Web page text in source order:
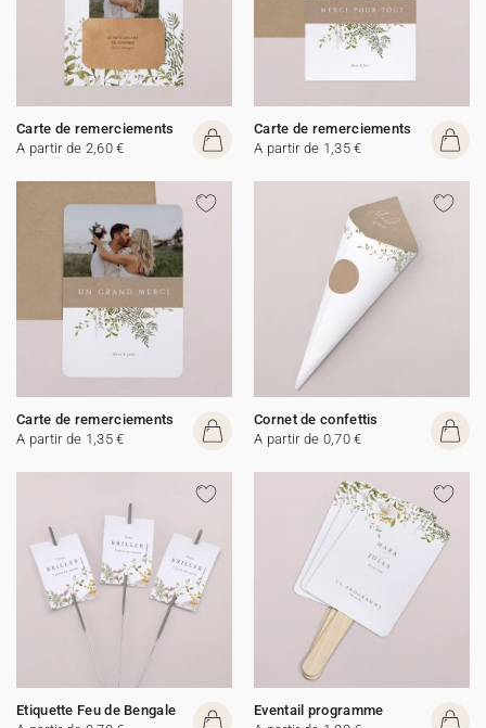
Carte de remerciements
A partir de 2,60 €
Carte de remerciements
A partir de 1,35 €
Carte de remerciements
A partir de 1,35 €
Cornet de confettis
A partir de 0,70 €
Etiquette Feu de Bengale
Eventail programme